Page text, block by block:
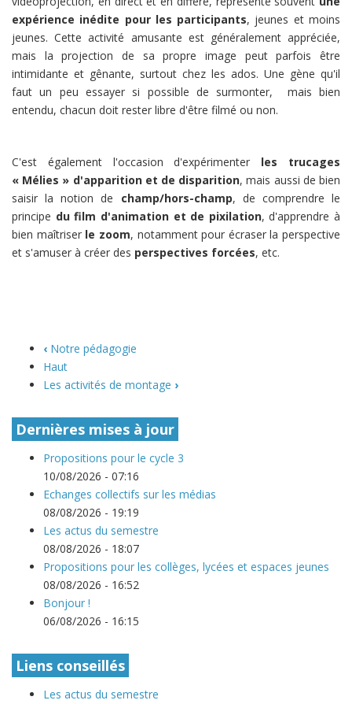
expérience inédite pour les participants, jeunes et moins
jeunes. Cette activité amusante est généralement appréciée,
mais la projection de sa propre image peut parfois être
intimidante et gênante, surtout chez les ados. Une gène qu'il
faut un peu essayer si possible de surmonter, mais bien
entendu, chacun doit rester libre d'être filmé ou non.
C'est également l'occasion d'expérimenter les trucages
« Mélies » d'apparition et de disparition, mais aussi de bien
saisir la notion de champ/hors-champ, de comprendre le
principe du film d'animation et de pixilation, d'apprendre à
bien maîtriser le zoom, notamment pour écraser la perspective
et s'amuser à créer des perspectives forcées, etc.
‹ Notre pédagogie
Haut
Les activités de montage ›
Dernières mises à jour
Propositions pour le cycle 3
10/08/2026 - 07:16
Echanges collectifs sur les médias
08/08/2026 - 19:19
Les actus du semestre
08/08/2026 - 18:07
Propositions pour les collèges, lycées et espaces jeunes
08/08/2026 - 16:52
Bonjour !
06/08/2026 - 16:15
Liens conseillés
Les actus du semestre